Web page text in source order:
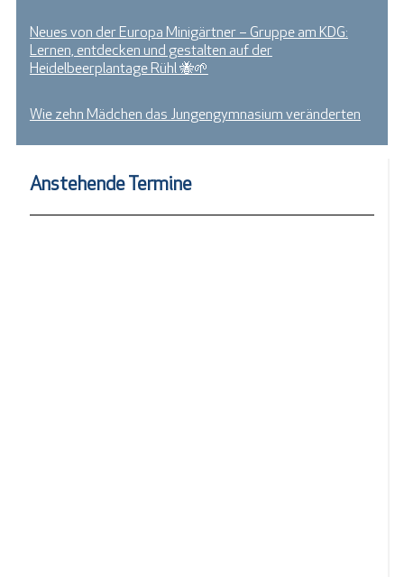
Neues von der Europa Minigärtner – Gruppe am KDG:
Lernen, entdecken und gestalten auf der
Heidelbeerplantage Rühl 🐝🌱
Wie zehn Mädchen das Jungengymnasium veränderten
Anstehende Termine